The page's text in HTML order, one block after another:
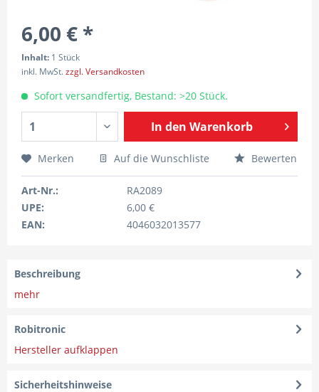
6,00 € *
Inhalt: 1 Stück
inkl. MwSt.zzgl. Versandkosten
Sofort versandfertig, Bestand: >20 Stück.
In den Warenkorb
Merken Auf die Wunschliste Bewerten
Art-Nr.:
RA2089
UPE:
6,00 €
EAN:
4046032013577
Beschreibung
mehr
Robitronic
Hersteller aufklappen
Sicherheitshinweise